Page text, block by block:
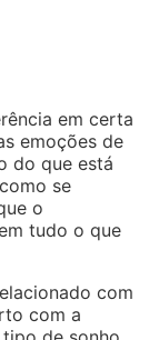
em certa
emoções de
do que está
se
o
tudo o que
com
com a